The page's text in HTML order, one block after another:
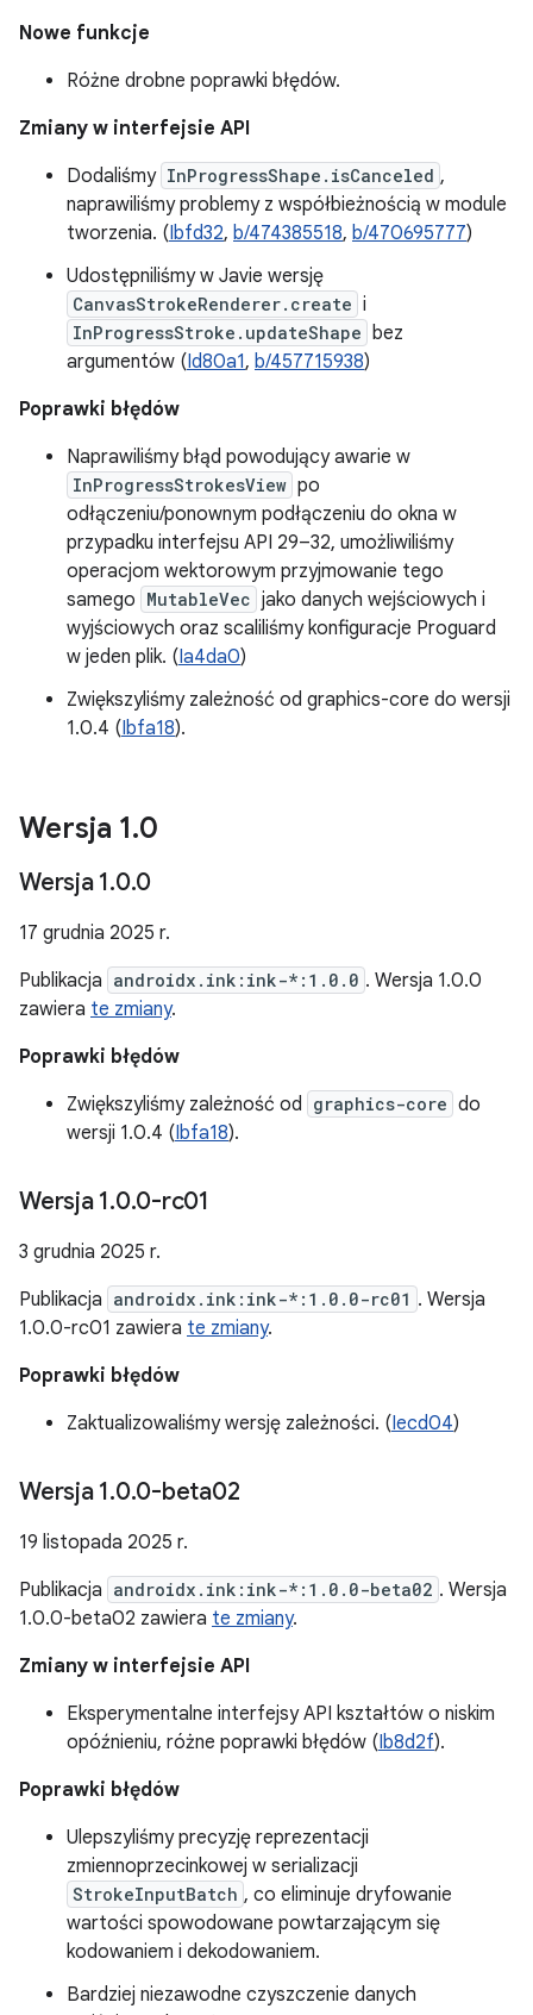
Nowe funkcje
Różne drobne poprawki błędów.
Zmiany w interfejsie API
Dodaliśmy InProgressShape.isCanceled ,
naprawiliśmy problemy z współbieżnością w module
tworzenia. (Ibfd32, b/474385518, b/470695777)
Udostępniliśmy w Javie wersję
CanvasStrokeRenderer.create i
InProgressStroke.updateShape bez
argumentów (Id80a1, b/457715938)
Poprawki błędów
Naprawiliśmy błąd powodujący awarie w
InProgressStrokesView po
odłączeniu/ponownym podłączeniu do okna w
przypadku interfejsu API 29–32, umożliwiliśmy
operacjom wektorowym przyjmowanie tego
samego MutableVec jako danych wejściowych i
wyjściowych oraz scaliliśmy konfiguracje Proguard
w jeden plik. (Ia4da0)
Zwiększyliśmy zależność od graphics-core do wersji
1.0.4 (Ibfa18).
Wersja 1.0
Wersja 1.0.0
17 grudnia 2025 r.
Publikacja androidx.ink:ink-*:1.0.0 . Wersja 1.0.0
zawiera te zmiany.
Poprawki błędów
Zwiększyliśmy zależność od graphics-core do
wersji 1.0.4 (Ibfa18).
Wersja 1.0.0-rc01
3 grudnia 2025 r.
Publikacja androidx.ink:ink-*:1.0.0-rc01 . Wersja
1.0.0-rc01 zawiera te zmiany.
Poprawki błędów
Zaktualizowaliśmy wersję zależności. (Iecd04)
Wersja 1.0.0-beta02
19 listopada 2025 r.
Publikacja androidx.ink:ink-*:1.0.0-beta02 . Wersja
1.0.0-beta02 zawiera te zmiany.
Zmiany w interfejsie API
Eksperymentalne interfejsy API kształtów o niskim
opóźnieniu, różne poprawki błędów (Ib8d2f).
Poprawki błędów
Ulepszyliśmy precyzję reprezentacji
zmiennoprzecinkowej w serializacji
StrokeInputBatch , co eliminuje dryfowanie
wartości spowodowane powtarzającym się
kodowaniem i dekodowaniem.
Bardziej niezawodne czyszczenie danych